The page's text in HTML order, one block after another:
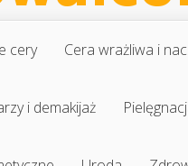
cery Cera wrażliwa i
i demakijaż